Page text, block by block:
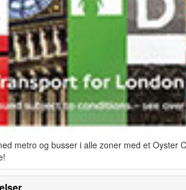
metro og busser i alle zoner med et Oyster